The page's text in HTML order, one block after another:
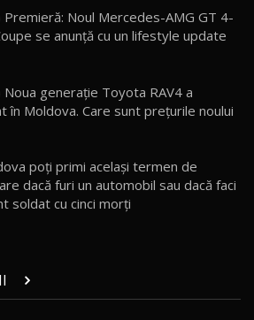
009: Cel mai Performant și Confortabil
Electric Testat în Moldova / AutoBlog.MD
Exclusiv și Puternic Defender Testat în
Drive: Noile modele FENDT! Cum e să
Geely Monjaro 2025! Mai ieftin și mai
/ Test Drive AutoBlog.MD
Premieră: Noul Mercedes-AMG GT 4-
se anunţă cu un lifestyle update
generație Toyota RAV4 a
în Moldova. Care sunt prețurile noului
poți primi același termen de
dacă furi un automobil sau dacă faci
soldat cu cinci morți